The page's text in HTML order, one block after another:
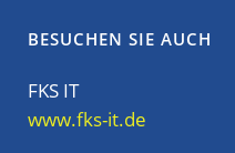
BESUCHEN SIE AUCH
FKS IT
www.fks-it.de